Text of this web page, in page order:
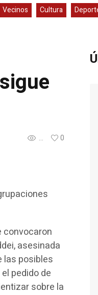
Vecinos Cultura
... 0
convocaron
asesinada
las posibles
pedido de
sobre la